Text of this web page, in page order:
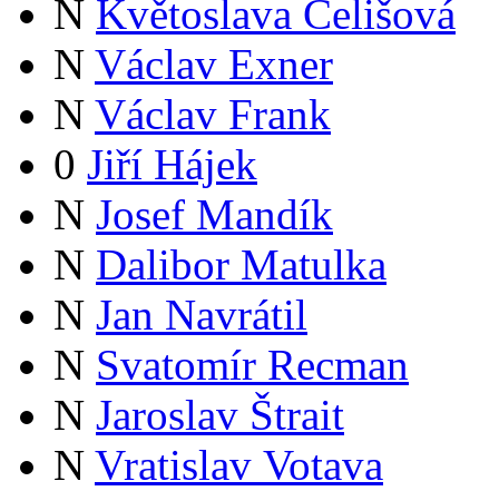
N Květoslava Čelišová
N Václav Exner
N Václav Frank
0 Jiří Hájek
N Josef Mandík
N Dalibor Matulka
N Jan Navrátil
N Svatomír Recman
N Jaroslav Štrait
N Vratislav Votava